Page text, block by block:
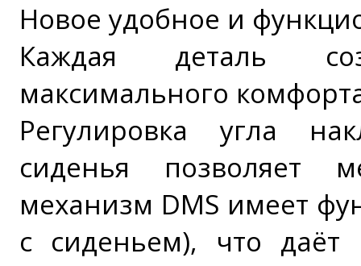
Новое удобное и
Каждая деталь
максимального
Регулировка угла
сиденья позволяет
механизм DMS имеет
с сиденьем), что даёт